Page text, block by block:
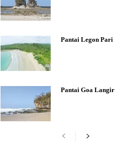
Pantai Legon Pari
Pantai Goa Langir